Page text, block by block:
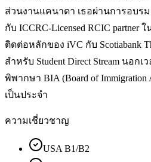
ส่วนงานแคนาดา เธอผ่านการอบรม
กับ ICCRC-Licensed RCIC partner
ติดต่อหลักของ iVC กับ Scotiabank
สำหรับ Student Direct Stream นอ
พิพากษา BIA (Board of Immigration
เป็นประจำ
ความเชี่ยวชาญ
USA B1/B2